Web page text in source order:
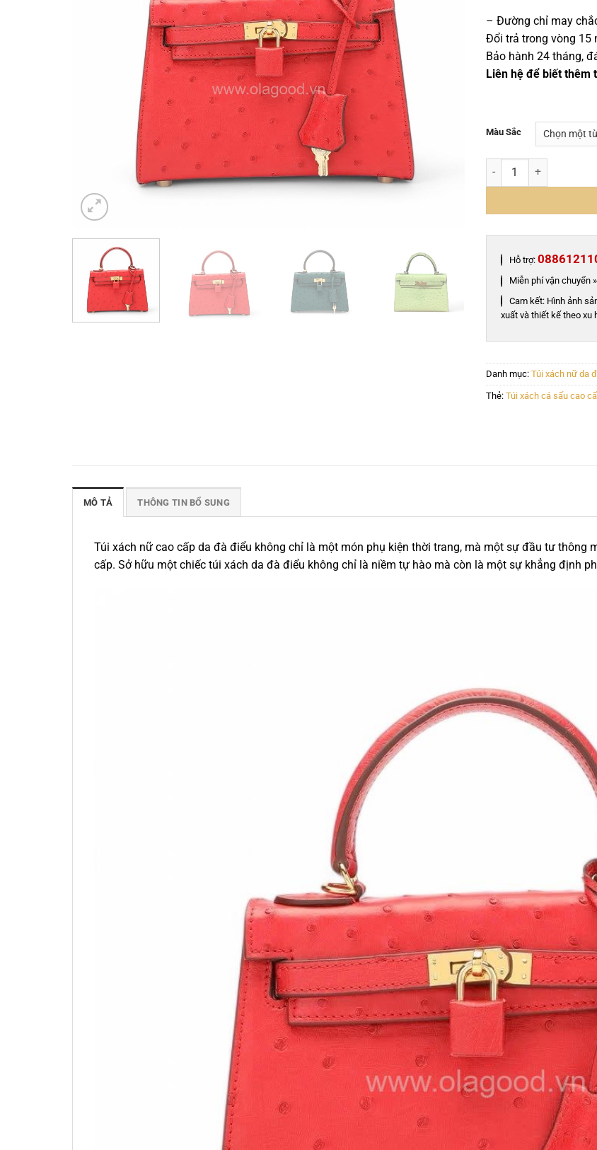
– Đường chỉ may
Đổi trả trong vòng 15
Bảo hành 24 tháng,
Liên hệ để biết thêm
Màu Sắc
Túi xách cá sấu cao cấp
Hỗ trợ:
Miễn phí vận chuyển
Cam kết: Hình ảnh
xuất và thiết kế theo xu
Danh mục: Túi xách nữ da
Thẻ: Túi xách cá sấu cao
MÔ TẢ THÔNG TIN BỔ SUNG
Túi xách nữ cao cấp da đà điểu không chỉ là một món phụ kiện thời trang, mà một sự đầu tư thông
cấp. Sở hữu một chiếc túi xách da đà điểu không chỉ là niềm tự hào mà còn là một sự khẳng định